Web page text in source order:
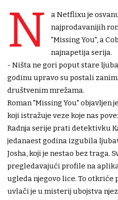
N
a Netflixu je
najprodavanijih
"Missing You", a
najnapetija serija.
- Ništa ne gori poput stare
godinu upravo su postali
društvenim mrežama.
Roman "Missing You" objavljen
koji istražuje veze koje nas
Radnja serije prati detektivku
jedanaest godina izgubila
Josha, koji je nestao bez traga.
pregledavajući profile na
ugleda njegovo lice. To otkriće
uvlači je u misterij ubojstva